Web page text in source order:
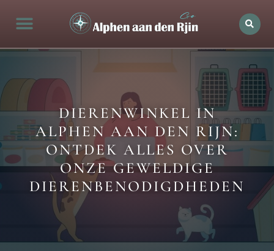
DIERENWINKEL IN
ALPHEN AAN DEN RIJN:
ONTDEK ALLES OVER
ONZE GEWELDIGE
DIERENBENODIGDHEDEN